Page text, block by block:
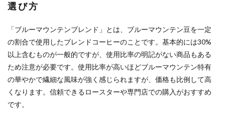
選び方
「ブルーマウンテンブレンド」とは、ブルーマウンテン豆を一定
の割合で使用したブレンドコーヒーのことです。基本的には30%
以上含むものが一般的ですが、使用比率の明記がない商品もある
ため注意が必要です。使用比率が高いほどブルーマウンテン特有
の華やかで繊細な風味が強く感じられますが、価格も比例して高
くなります。信頼できるロースターや専門店での購入がおすすめ
です。